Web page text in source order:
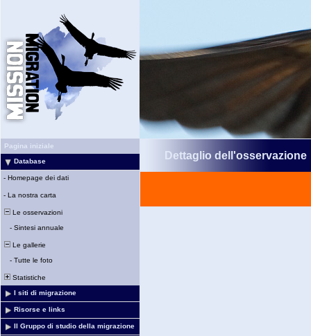
Pagina iniziale
Database
- Homepage dei dati
- La nostra carta
Le osservazioni
- Sintesi annuale
Le gallerie
- Tutte le foto
Statistiche
I siti di migrazione
Risorse e links
Il Gruppo di studio della migrazione
Dettaglio dell'osservazione